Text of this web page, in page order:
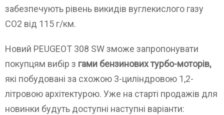
забезпечують рівень викидів вуглекислого газу
СО2 від 115 г/км.
Новий PEUGEOT 308 SW зможе запропонувати
покупцям вибір з гами бензинових турбо-моторів,
які побудовані за схожою 3-циліндровою 1,2-
літровою архітектурою. Уже на старті продажів для
новинки будуть доступні наступні варіанти: